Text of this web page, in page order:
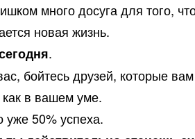
много досуга для того,
новая жизнь.
.
бойтесь друзей, которые вам
в вашем уме.
50% успеха.